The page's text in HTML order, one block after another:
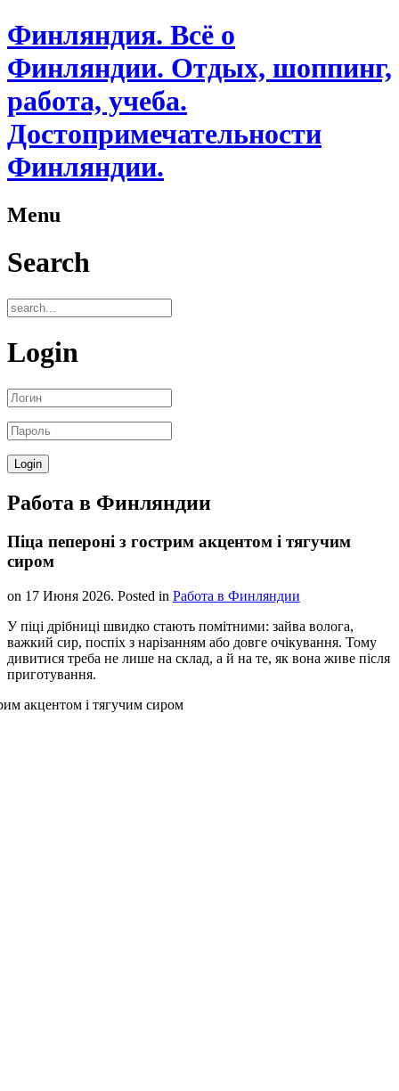
Финляндия. Всё о
Финляндии. Отдых, шоппинг,
работа, учеба.
Достопримечательности
Финляндии.
Menu
Search
Login
Работа в Финляндии
Піца пепероні з гострим акцентом і тягучим
сиром
on 17 Июня 2026. Posted in Работа в Финляндии
У піці дрібниці швидко стають помітними: зайва волога,
важкий сир, поспіх з нарізанням або довге очікування. Тому
дивитися треба не лише на склад, а й на те, як вона живе після
приготування.